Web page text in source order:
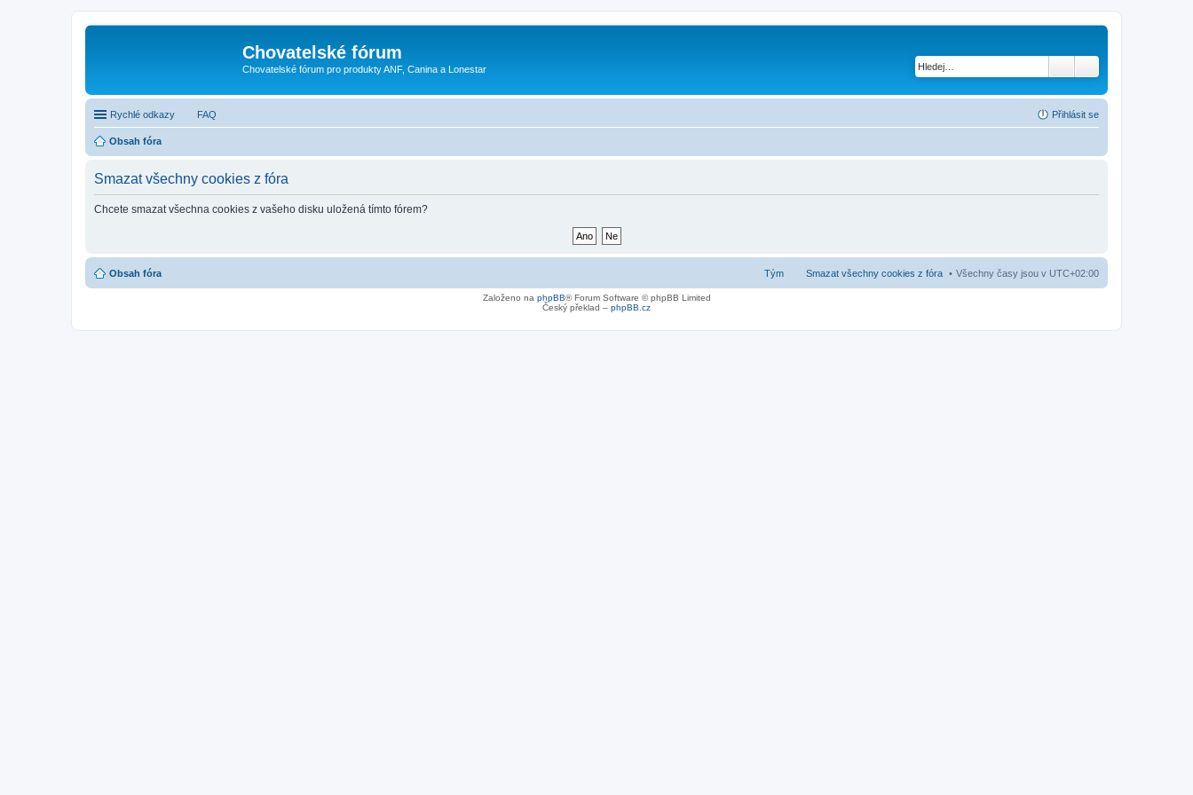
Chovatelské fórum
Chovatelské fórum pro produkty ANF, Canina a Lonestar
Rychlé odkazy FAQ Přihlásit se
Obsah fóra
Smazat všechny cookies z fóra
Chcete smazat všechna cookies z vašeho disku uložená tímto fórem?
Obsah fóra Všechny časy jsou v UTC+02:00
Smazat všechny cookies z fóra
Tým
Založeno na phpBB® Forum Software © phpBB Limited
Český překlad – phpBB.cz